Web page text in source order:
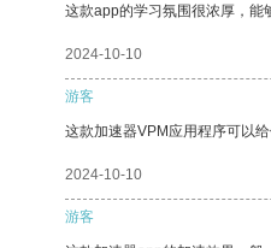
这款app的学习氛围很浓厚，能
2024-10-10
游客
这款加速器VPM应用程序可以
2024-10-10
游客